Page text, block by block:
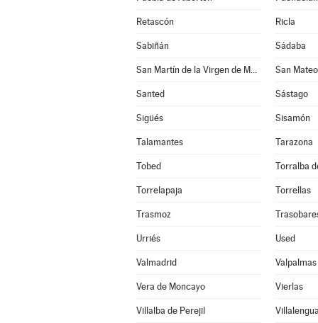
Retascón Ricla
Sabiñán Sádaba
San Martín de la Virgen de Moncayo San
Santed Sástago
Sigüés Sisamón
Talamantes Tarazona
Tobed Torralba
Torrelapaja Torrellas
Trasmoz
Urriés Used
Valmadrid Valpalmas
Vera de Moncayo Vierlas
Villalba de Perejil Villalengua